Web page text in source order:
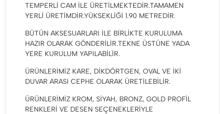
TEMPERLİ CAM İLE ÜRETİLMEKTEDİR.TAMAMEN
YERLİ ÜRETİMDİR.YÜKSEKLİĞİ 1.90 METREDİR.
BÜTÜN AKSESUARLARI İLE BİRLİKTE KURULUMA
HAZIR OLARAK GÖNDERİLİR.TEKNE ÜSTÜNE YADA
YERE KURULUM YAPILABİLİR.
ÜRÜNLERİMİZ KARE, DİKDÖRTGEN, OVAL VE İKİ
DUVAR ARASI CEPHE OLARAK ÜRETİLEBİLİR.
ÜRÜNLERİMİZ KROM, SİYAH, BRONZ, GOLD PROFİL
RENKLERİ VE DESEN SEÇENEKLERİYLE